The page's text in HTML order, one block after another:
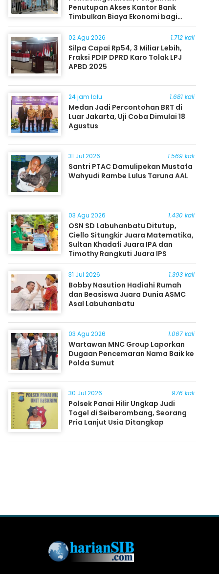
Penutupan Akses Kantor Bank
Timbulkan Biaya Ekonomi bagi
Masyarakat
02 Agu 2026 1.712 kali
Silpa Capai Rp54, 3 Miliar Lebih,
Fraksi PDIP DPRD Karo Tolak LPJ
APBD 2025
24 jam lalu 1.681 kali
Medan Jadi Percontohan BRT di
Luar Jakarta, Uji Coba Dimulai 18
Agustus
31 Jul 2026 1.569 kali
Santri PTAC Damulipekan Mustafa
Wahyudi Rambe Lulus Taruna AAL
03 Agu 2026 1.430 kali
OSN SD Labuhanbatu Ditutup,
Ciello Situngkir Juara Matematika,
Sultan Khadafi Juara IPA dan
Timothy Rangkuti Juara IPS
31 Jul 2026 1.393 kali
Bobby Nasution Hadiahi Rumah
dan Beasiswa Juara Dunia ASMC
Asal Labuhanbatu
03 Agu 2026 1.067 kali
Wartawan MNC Group Laporkan
Dugaan Pencemaran Nama Baik ke
Polda Sumut
30 Jul 2026 976 kali
Polsek Panai Hilir Ungkap Judi
Togel di Seiberombang, Seorang
Pria Lanjut Usia Ditangkap